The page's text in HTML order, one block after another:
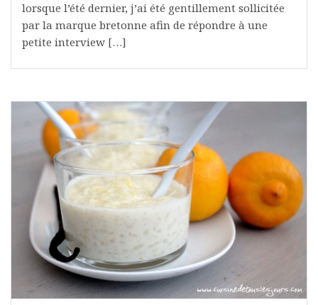
lorsque l’été dernier, j’ai été gentillement sollicitée
par la marque bretonne afin de répondre à une
petite interview […]